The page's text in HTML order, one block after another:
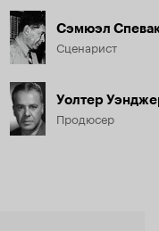
Сэмюэл
Сценарист
Уолтер
Продюсер